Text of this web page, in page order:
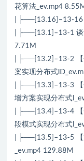
花算法_ev.mp4
| ├──[13.16]–13-16
| ├──[13.1]–13-1 谈
7.71M
| ├──[13.2]–13-2 【
案实现分布式
| ├──[13.3]–13-3 【
增方案实现分布式
| ├──[13.4]–13-4 【
段模式实现分布式
| ├──[13.5]–13-5 【
_ev.mp4 129.88M